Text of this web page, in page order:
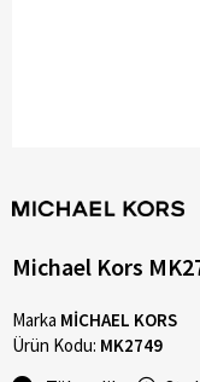
Michael Kors
Marka MİCHAEL KORS
Ürün Kodu: MK2749